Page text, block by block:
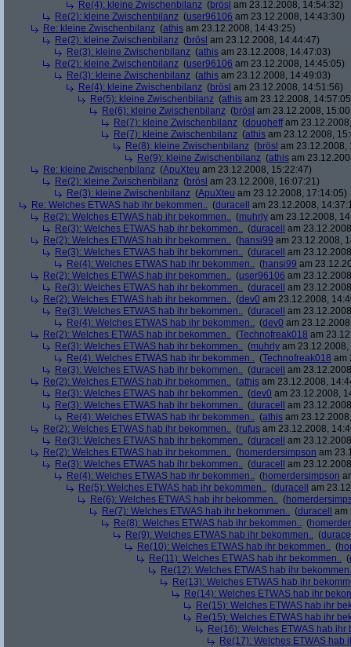
Re(4): kleine Zwischenbilanz (brösl am 23.12.2008, 14:54:32)
Re(2): kleine Zwischenbilanz (user96106 am 23.12.2008, 14:43:30)
Re: kleine Zwischenbilanz (athis am 23.12.2008, 14:43:25)
Re(2): kleine Zwischenbilanz (brösl am 23.12.2008, 14:44:47)
Re(3): kleine Zwischenbilanz (athis am 23.12.2008, 14:47:03)
Re(2): kleine Zwischenbilanz (user96106 am 23.12.2008, 14:45:05)
Re(3): kleine Zwischenbilanz (athis am 23.12.2008, 14:49:03)
Re(4): kleine Zwischenbilanz (brösl am 23.12.2008, 14:51:56)
Re(5): kleine Zwischenbilanz (athis am 23.12.2008,
Re(6): kleine Zwischenbilanz (brösl am 23.12.2008,
Re(7): kleine Zwischenbilanz (dougheffam
Re(7): kleine Zwischenbilanz (athis am 23.12.2008,
Re(8): kleine Zwischenbilanz (brösl am 23.12.2008,
Re(9): kleine Zwischenbilanz (athis am
Re: kleine Zwischenbilanz (ApuXteu am 23.12.2008, 15:22:47)
Re(2): kleine Zwischenbilanz (brösl am 23.12.2008, 16:07:21)
Re(3): kleine Zwischenbilanz (ApuXteu am 23.12.2008, 17:14:05)
Re: Welches ETWAS hab ihr bekommen.. (duracell
am 23.12.2008,
Re(2): Welches ETWAS hab ihr bekommen.. (muhrly am 23.12.2008,
Re(3): Welches ETWAS hab ihr bekommen.. (duracell
am
Re(2): Welches ETWAS hab ihr bekommen.. (hansi99 am 23.12.2008,
Re(3): Welches ETWAS hab ihr bekommen.. (duracell
am
Re(4): Welches ETWAS hab ihr bekommen.. (hansi99 am
Re(2): Welches ETWAS hab ihr bekommen.. (user96106 am
Re(3): Welches ETWAS hab ihr bekommen.. (duracell
am
Re(2): Welches ETWAS hab ihr bekommen.. (dev0 am 23.12.2008,
Re(3): Welches ETWAS hab ihr bekommen.. (duracell
am
Re(4): Welches ETWAS hab ihr bekommen.. (dev0 am
Re(2): Welches ETWAS hab ihr bekommen.. (Technofreak018 am
Re(3): Welches ETWAS hab ihr bekommen.. (muhrly am
Re(4): Welches ETWAS hab ihr bekommen.. (Technofreak018 am
Re(3): Welches ETWAS hab ihr bekommen.. (duracell
am
Re(2): Welches ETWAS hab ihr bekommen.. (athis am 23.12.2008,
Re(3): Welches ETWAS hab ihr bekommen.. (dev0 am 23.12.2008,
Re(3): Welches ETWAS hab ihr bekommen.. (duracell
am
Re(4): Welches ETWAS hab ihr bekommen.. (athis am
Re(2): Welches ETWAS hab ihr bekommen.. (rufus am 23.12.2008,
Re(3): Welches ETWAS hab ihr bekommen.. (duracell
am
Re(2): Welches ETWAS hab ihr bekommen.. (homerdersimpson am
Re(3): Welches ETWAS hab ihr bekommen.. (duracell
am
Re(4): Welches ETWAS hab ihr bekommen.. (homerdersimpson
Re(5): Welches ETWAS hab ihr bekommen.. (duracell
am
Re(6): Welches ETWAS hab ihr bekommen.. (
Re(7): Welches ETWAS hab ihr bekommen.. (duracell
am
Re(8): Welches ETWAS hab ihr bekommen.. (
Re(9): Welches ETWAS hab ihr bekommen.. (
Re(10): Welches ETWAS hab ihr bekommen.. (
Re(11): Welches ETWAS hab ihr bekommen.. (
Re(12): Welches ETWAS hab ihr
Re(13): Welches ETWAS hab ihr
Re(14): Welches ETWAS hab ihr
Re(15): Welches ETWAS hab ihr
Re(15): Welches ETWAS hab ihr
Re(16): Welches ETWAS hab ihr
Re(17): Welches ETWAS hab